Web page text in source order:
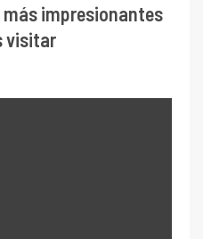
impresionantes
visitar